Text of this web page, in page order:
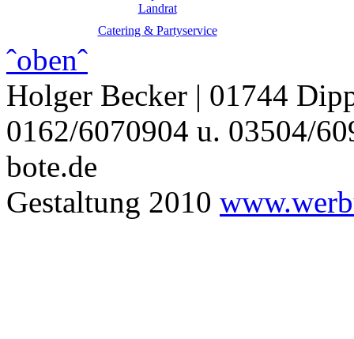
Landrat
Catering & Partyservice
ˆobenˆ
Holger Becker | 01744
0162/6070904 u. 03504/
bote.de
Gestaltung 2010